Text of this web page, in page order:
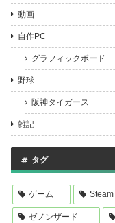
動画
自作PC
グラフィックボード
野球
阪神タイガース
雑記
タグ
ゲーム Steam
ゼノンザード